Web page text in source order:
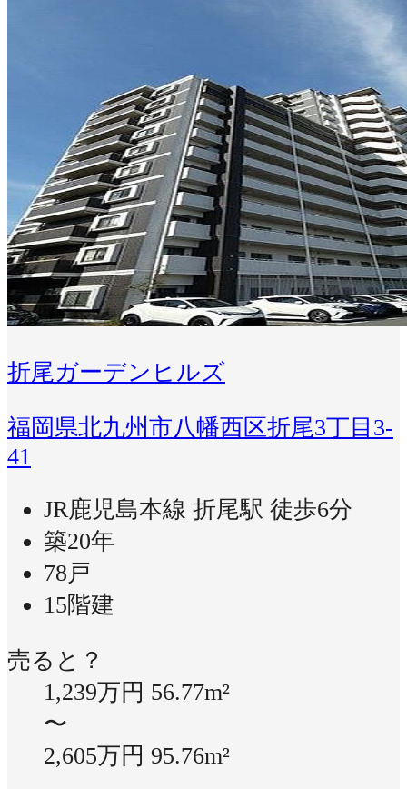
折尾ガーデンヒルズ
福岡県北九州市八幡西区折尾3丁目3-
41
JR鹿児島本線 折尾駅 徒歩6分
築20年
78戸
15階建
売ると？
1,239万円 56.77m²
〜
2,605万円 95.76m²